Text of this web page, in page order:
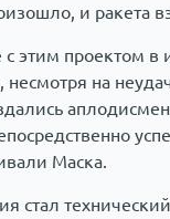
и ракета
с этим проектом в
несмотря на
Маска.
стал технический